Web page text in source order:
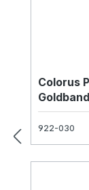
Colorus
922-030